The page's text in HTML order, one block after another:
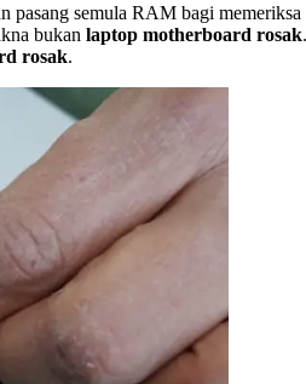
semula RAM bagi
bukan laptop motherboard rosak
rosak.